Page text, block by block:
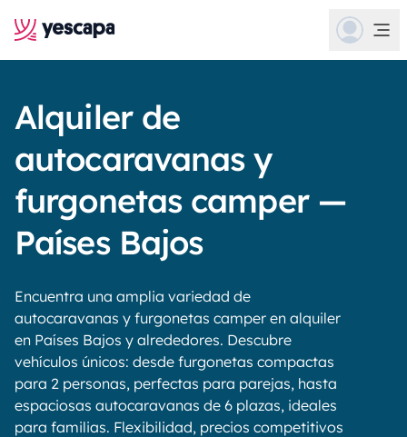
Alquiler de
autocaravanas y
furgonetas camper —
Países Bajos
Encuentra una amplia variedad de
autocaravanas y furgonetas camper en alquiler
en Países Bajos y alrededores. Descubre
vehículos únicos: desde furgonetas compactas
para 2 personas, perfectas para parejas, hasta
espaciosas autocaravanas de 6 plazas, ideales
para familias. Flexibilidad, precios competitivos